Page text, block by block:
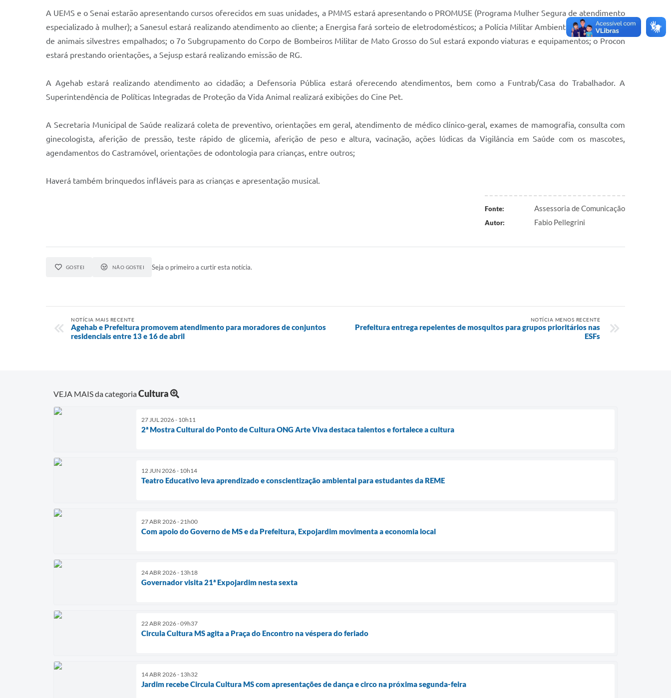
A UEMS e o Senai estarão apresentando cursos oferecidos em suas unidades, a PMMS estará apresentando o PROMUSE (Programa Mulher Segura de atendimento
especializado à mulher); a Sanesul estará realizando atendimento ao cliente; a Energisa fará sorteio de eletrodomésticos; a Polícia Militar Ambiental fará exposição
de animais silvestres empalhados; o 7o Subgrupamento do Corpo de Bombeiros Militar de Mato Grosso do Sul estará expondo viaturas e equipamentos; o Procon
estará prestando orientações, a Sejusp estará realizando emissão de RG.
A Agehab estará realizando atendimento ao cidadão; a Defensoria Pública estará oferecendo atendimentos, bem como a Funtrab/Casa do Trabalhador. A
Superintendência de Políticas Integradas de Proteção da Vida Animal realizará exibições do Cine Pet.
A Secretaria Municipal de Saúde realizará coleta de preventivo, orientações em geral, atendimento de médico clínico-geral, exames de mamografia, consulta com
ginecologista, aferição de pressão, teste rápido de glicemia, aferição de peso e altura, vacinação, ações lúdicas da Vigilância em Saúde com os mascotes,
agendamentos do Castramóvel, orientações de odontologia para crianças, entre outros;
Haverá também brinquedos infláveis para as crianças e apresentação musical.
Fonte: Assessoria de Comunicação
Autor: Fabio Pellegrini
GOSTEI NÃO GOSTEI Seja o primeiro a curtir esta notícia.
NOTÍCIA MAIS RECENTE
Agehab e Prefeitura promovem atendimento para moradores de conjuntos
residenciais entre 13 e 16 de abril
NOTÍCIA MENOS RECENTE
Prefeitura entrega repelentes de mosquitos para grupos prioritários nas
ESFs
VEJA MAIS da categoriaCultura
27 JUL 2026 - 10h11
2ª Mostra Cultural do Ponto de Cultura ONG Arte Viva destaca talentos e fortalece a cultura
12 JUN 2026 - 10h14
Teatro Educativo leva aprendizado e conscientização ambiental para estudantes da REME
27 ABR 2026 - 21h00
Com apoio do Governo de MS e da Prefeitura, Expojardim movimenta a economia local
24 ABR 2026 - 13h18
Governador visita 21ª Expojardim nesta sexta
22 ABR 2026 - 09h37
Circula Cultura MS agita a Praça do Encontro na véspera do feriado
14 ABR 2026 - 13h32
Jardim recebe Circula Cultura MS com apresentações de dança e circo na próxima segunda-feira